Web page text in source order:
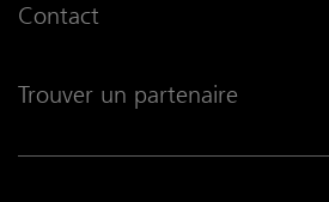
Contact
Trouver un partenaire